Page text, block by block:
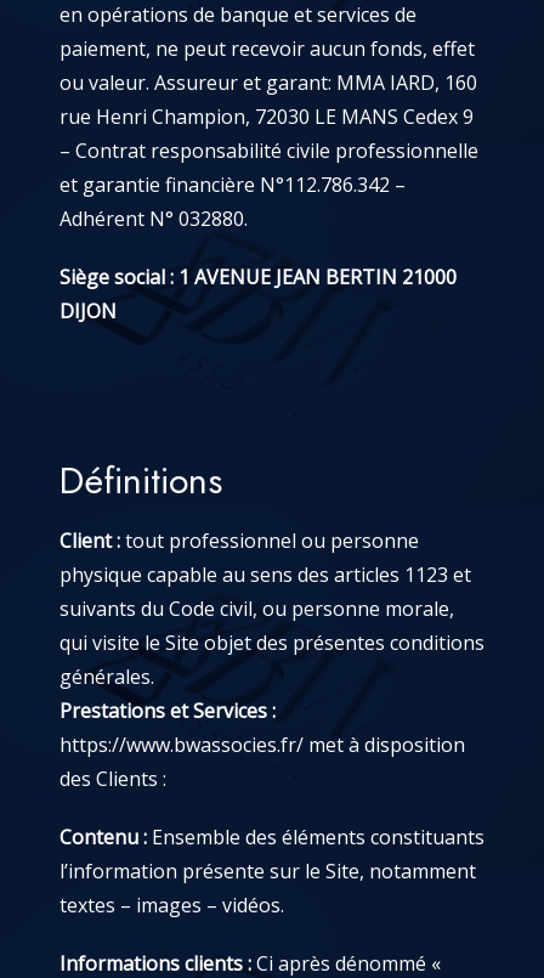
en opérations de banque et services de
paiement, ne peut recevoir aucun fonds, effet
ou valeur. Assureur et garant: MMA IARD, 160
rue Henri Champion, 72030 LE MANS Cedex 9
– Contrat responsabilité civile professionnelle
et garantie financière N°112.786.342 –
Adhérent N° 032880.
Siège social : 1 AVENUE JEAN BERTIN 21000
DIJON
Définitions
Client :tout professionnel ou personne
physique capable au sens des articles 1123 et
suivants du Code civil, ou personne morale,
qui visite le Site objet des présentes conditions
générales.
Prestations et Services :
https://www.bwassocies.fr/ met à disposition
des Clients :
Contenu : Ensemble des éléments constituants
l’information présente sur le Site, notamment
textes – images – vidéos.
Informations clients :Ci après dénommé «